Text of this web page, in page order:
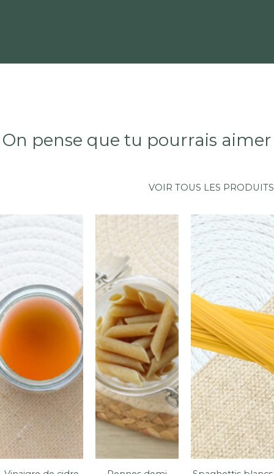
l’agriculture
On pense que tu pourrais aimer
VOIR TOUS LES PRODUITS